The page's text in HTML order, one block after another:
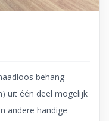
behang
uit één deel mogelijk
andere handige